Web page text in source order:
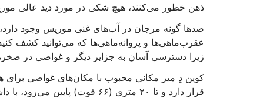
ذهن خطور می‌کنند، هیچ شکی در مورد دید عالی موریس وجود ندارد که
صدها گونه مرجان در آب‌های غنی موریس وجود
عقرب‌ماهی‌ها و پروانه‌ماهی‌ها که می‌توانید کشف
زیرا دسترسی آسان به جزایر دیگر و غواصی در
قرار دارد و تا ۲۰ متری (۶۶ فوت) پایین می‌رود، با داشتن گواهینامه